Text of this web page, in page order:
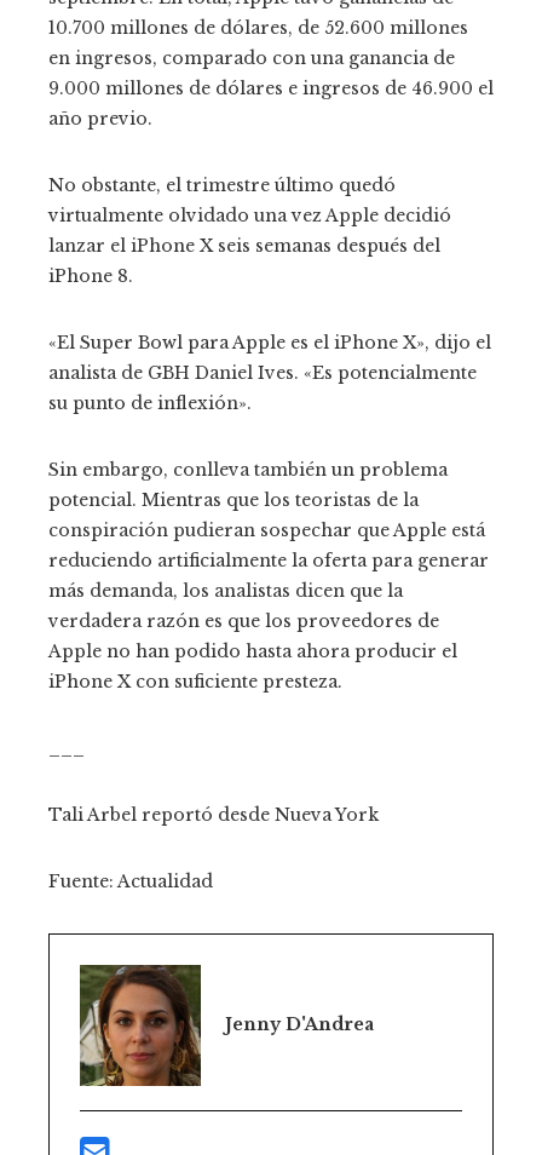
10.700 millones de dólares, de 52.600 millones
en ingresos, comparado con una ganancia de
9.000 millones de dólares e ingresos de 46.900 el
año previo.
No obstante, el trimestre último quedó
virtualmente olvidado una vez Apple decidió
lanzar el iPhone X seis semanas después del
iPhone 8.
«El Super Bowl para Apple es el iPhone X», dijo el
analista de GBH Daniel Ives. «Es potencialmente
su punto de inflexión».
Sin embargo, conlleva también un problema
potencial. Mientras que los teoristas de la
conspiración pudieran sospechar que Apple está
reduciendo artificialmente la oferta para generar
más demanda, los analistas dicen que la
verdadera razón es que los proveedores de
Apple no han podido hasta ahora producir el
iPhone X con suficiente presteza.
Tali Arbel reportó desde Nueva York
Fuente: Actualidad
Jenny D'Andrea